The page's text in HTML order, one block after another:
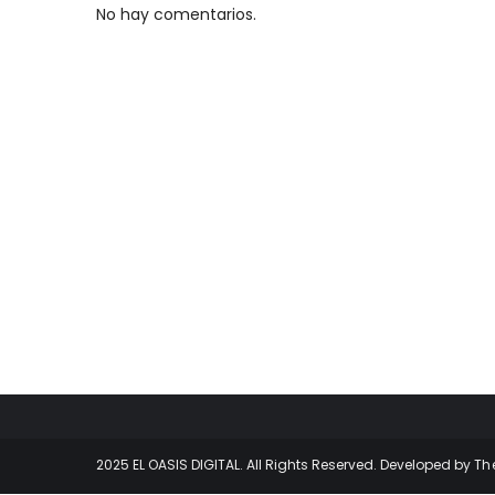
No hay comentarios.
2025 EL OASIS DIGITAL. All Rights Reserved. Developed by